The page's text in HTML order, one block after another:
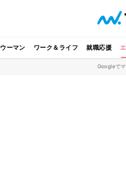
ウーマン ワーク＆ライフ 就職応援
Googleで